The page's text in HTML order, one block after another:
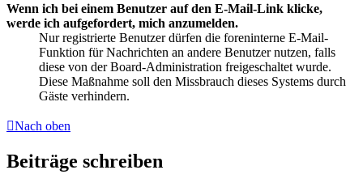
Wenn ich bei einem Benutzer auf den E-Mail-Link klicke,
werde ich aufgefordert, mich anzumelden.
Nur registrierte Benutzer dürfen die foreninterne E-Mail-
Funktion für Nachrichten an andere Benutzer nutzen, falls
diese von der Board-Administration freigeschaltet wurde.
Diese Maßnahme soll den Missbrauch dieses Systems durch
Gäste verhindern.
Nach oben
Beiträge schreiben